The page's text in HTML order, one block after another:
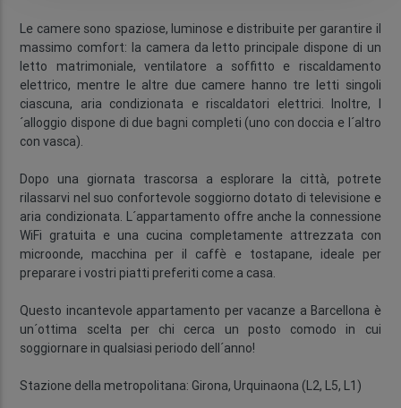
Le camere sono spaziose, luminose e distribuite per garantire il
massimo comfort: la camera da letto principale dispone di un
letto matrimoniale, ventilatore a soffitto e riscaldamento
elettrico, mentre le altre due camere hanno tre letti singoli
ciascuna, aria condizionata e riscaldatori elettrici. Inoltre, l
´alloggio dispone di due bagni completi (uno con doccia e l´altro
con vasca).
Dopo una giornata trascorsa a esplorare la città, potrete
rilassarvi nel suo confortevole soggiorno dotato di televisione e
aria condizionata. L´appartamento offre anche la connessione
WiFi gratuita e una cucina completamente attrezzata con
microonde, macchina per il caffè e tostapane, ideale per
preparare i vostri piatti preferiti come a casa.
Questo incantevole appartamento per vacanze a Barcellona è
un´ottima scelta per chi cerca un posto comodo in cui
soggiornare in qualsiasi periodo dell´anno!
Stazione della metropolitana: Girona, Urquinaona (L2, L5, L1)